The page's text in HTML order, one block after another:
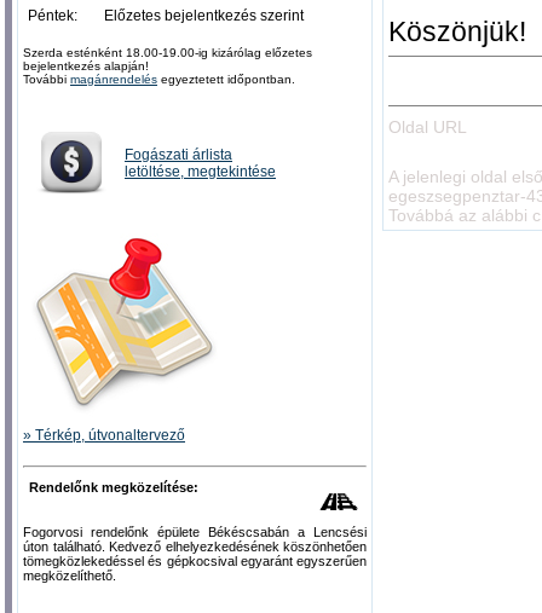
Péntek:
Előzetes bejelentkezés szerint
Szerda esténként 18.00-19.00-ig kizárólag előzetes
bejelentkezés alapján!
További magánrendelés egyeztetett időpontban.
Fogászati árlista
letöltése, megtekintése
» Térkép, útvonaltervező
Rendelőnk megközelítése:
Fogorvosi rendelőnk épülete Békéscsabán a Lencsési
úton található. Kedvező elhelyezkedésének köszönhetően
tömegközlekedéssel és gépkocsival egyaránt egyszerűen
megközelíthető.
Köszönjük!
Oldal URL
A jelenlegi oldal
egeszsegpenztar-
Továbbá az alábbi